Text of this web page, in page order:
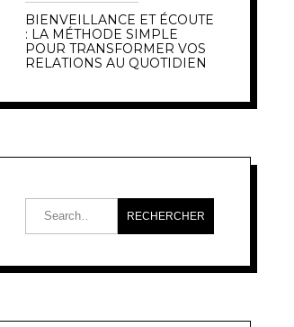
BIENVEILLANCE ET ÉCOUTE
: LA MÉTHODE SIMPLE
POUR TRANSFORMER VOS
RELATIONS AU QUOTIDIEN